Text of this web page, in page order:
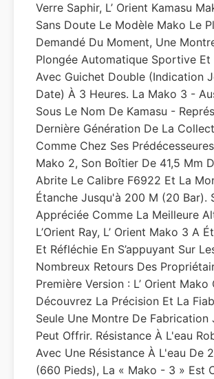
Verre Saphir, L’ Orient Kamasu
Sans Doute Le Modèle Mako Le
Demandé Du Moment, Une
Plongée Automatique Sportive Et
Avec Guichet Double (indication
Date) À 3 Heures. La Mako 3 -
Sous Le Nom De Kamasu -
Dernière Génération De La
Comme Chez Ses
Mako 2, Son Boîtier De 41,5 Mm
Abrite Le Calibre F6922 Et La
Étanche Jusqu'à 200 M (20 Bar).
Appréciée Comme La Meilleure
L’Orient Ray, L’ Orient Mako 3 A
Et Réfléchie En S’appuyant Sur
Nombreux Retours Des
Première Version : L’ Orient
Découvrez La Précision Et La
Seule Une Montre De Fabrication
Peut Offrir. Résistance À L'eau
Avec Une Résistance À L'eau De
(660 Pieds), La « Mako - 3 » Est